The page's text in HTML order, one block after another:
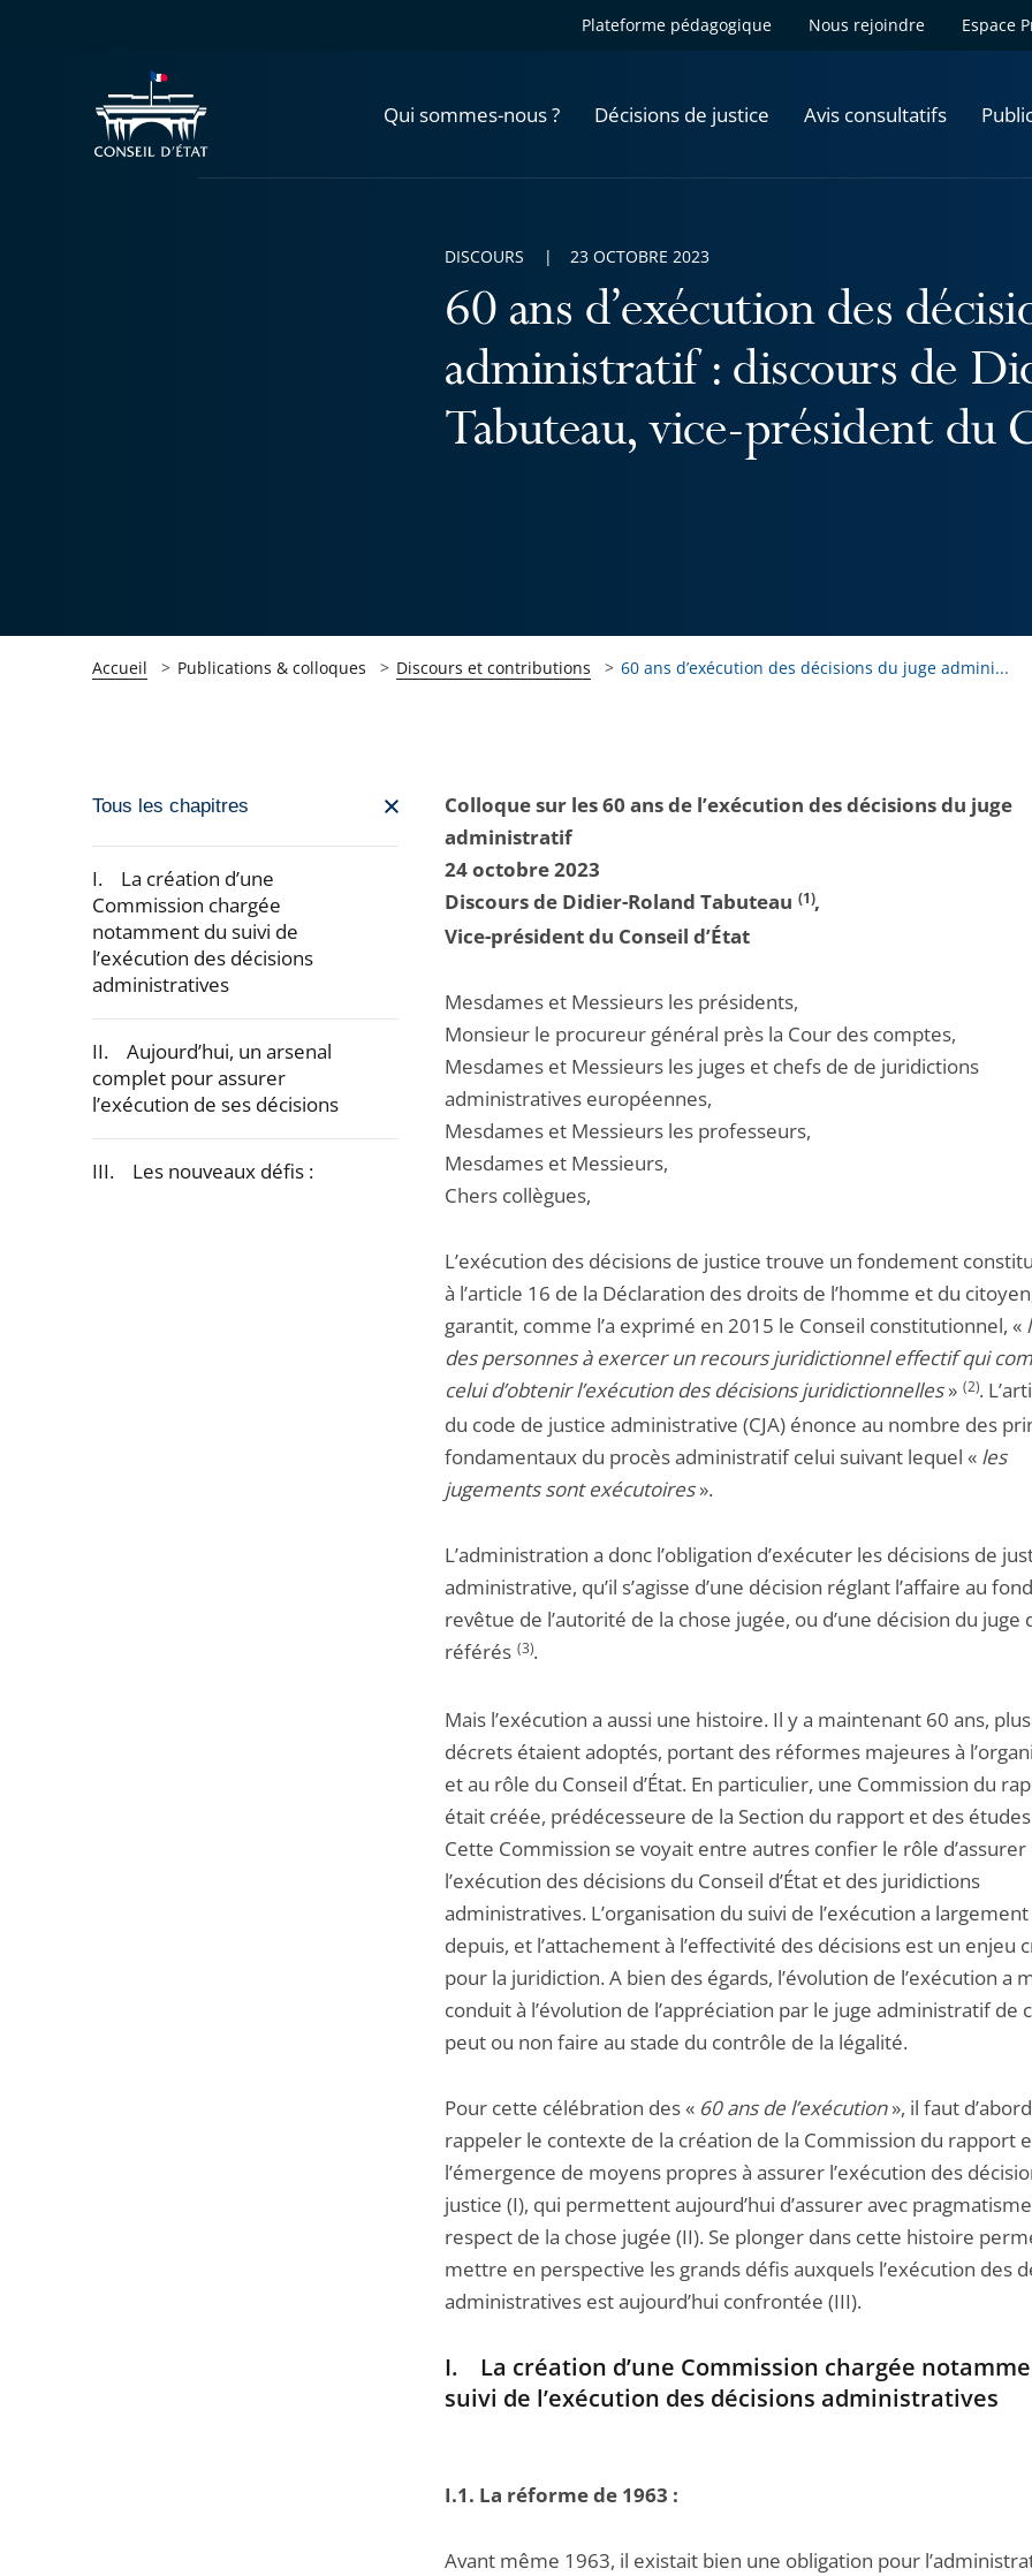
Plateforme pédagogique Nous rejoindre Espace
Qui sommes-nous ? Décisions de justice Avis consultatifs
60 ans d’exécution des
administratif : discours de
Tabuteau, vice-président du
DISCOURS 23 OCTOBRE 2023
Accueil Publications & colloques Discours et contributions 60 ans d’exécution des décisions du juge admini...
Passer
navigation
de
l'article
pour
arriver
Tous les chapitres
I. La création d’une
Commission chargée
notamment du suivi de
l’exécution des décisions
administratives
II. Aujourd’hui, un arsenal
complet pour assurer
l’exécution de ses décisions
III. Les nouveaux défis :
Colloque sur les 60 ans de l’exécution des décisions du juge
administratif
24 octobre 2023
Discours de Didier-Roland Tabuteau (1),
Vice-président du Conseil d’État
Mesdames et Messieurs les présidents,
Monsieur le procureur général près la Cour des comptes,
Mesdames et Messieurs les juges et chefs de de juridictions
administratives européennes,
Mesdames et Messieurs les professeurs,
Mesdames et Messieurs,
Chers collègues,
L’exécution des décisions de justice trouve un fondement
à l’article 16 de la Déclaration des droits de l’homme et du
garantit, comme l’a exprimé en 2015 le Conseil constitutionnel, «
des personnes à exercer un recours juridictionnel effectif qui
celui d’obtenir l’exécution des décisions juridictionnelles» (2).
du code de justice administrative (CJA) énonce au nombre des
fondamentaux du procès administratif celui suivant lequel « les
jugements sont exécutoires».
L’administration a donc l’obligation d’exécuter les décisions de
administrative, qu’il s’agisse d’une décision réglant l’affaire au
revêtue de l’autorité de la chose jugée, ou d’une décision du juge
référés (3).
Mais l’exécution a aussi une histoire. Il y a maintenant 60 ans,
décrets étaient adoptés, portant des réformes majeures à
et au rôle du Conseil d’État. En particulier, une Commission du
était créée, prédécesseure de la Section du rapport et des études
Cette Commission se voyait entre autres confier le rôle d’assurer
l’exécution des décisions du Conseil d’État et des juridictions
administratives. L’organisation du suivi de l’exécution a
depuis, et l’attachement à l’effectivité des décisions est un enjeu
pour la juridiction. A bien des égards, l’évolution de l’exécution a
conduit à l’évolution de l’appréciation par le juge administratif de
peut ou non faire au stade du contrôle de la légalité.
Pour cette célébration des « 60 ans de l’exécution», il faut d’abord
rappeler le contexte de la création de la Commission du rapport
l’émergence de moyens propres à assurer l’exécution des
justice (I), qui permettent aujourd’hui d’assurer avec
respect de la chose jugée (II). Se plonger dans cette histoire
mettre en perspective les grands défis auxquels l’exécution des
administratives est aujourd’hui confrontée (III).
I. La création d’une Commission chargée
suivi de l’exécution des décisions administratives
I.1. La réforme de 1963 :
Avant même 1963, il existait bien une obligation pour